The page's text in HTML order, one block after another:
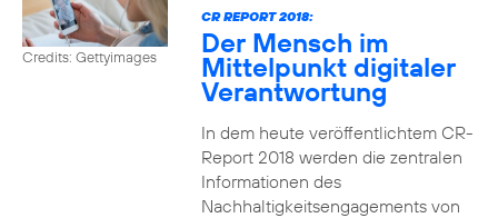
Credits: Gettyimages
CR REPORT 2018:
Der Mensch im
Mittelpunkt digitaler
Verantwortung
In dem heute veröffentlichtem CR-
Report 2018 werden die zentralen
Informationen des
Nachhaltigkeitsengagements von